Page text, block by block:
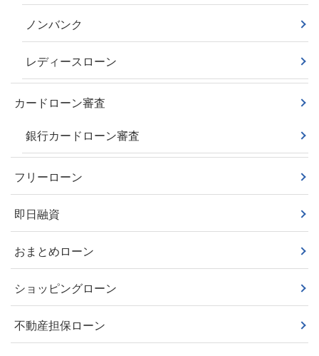
ノンバンク
レディースローン
カードローン審査
銀行カードローン審査
フリーローン
即日融資
おまとめローン
ショッピングローン
不動産担保ローン